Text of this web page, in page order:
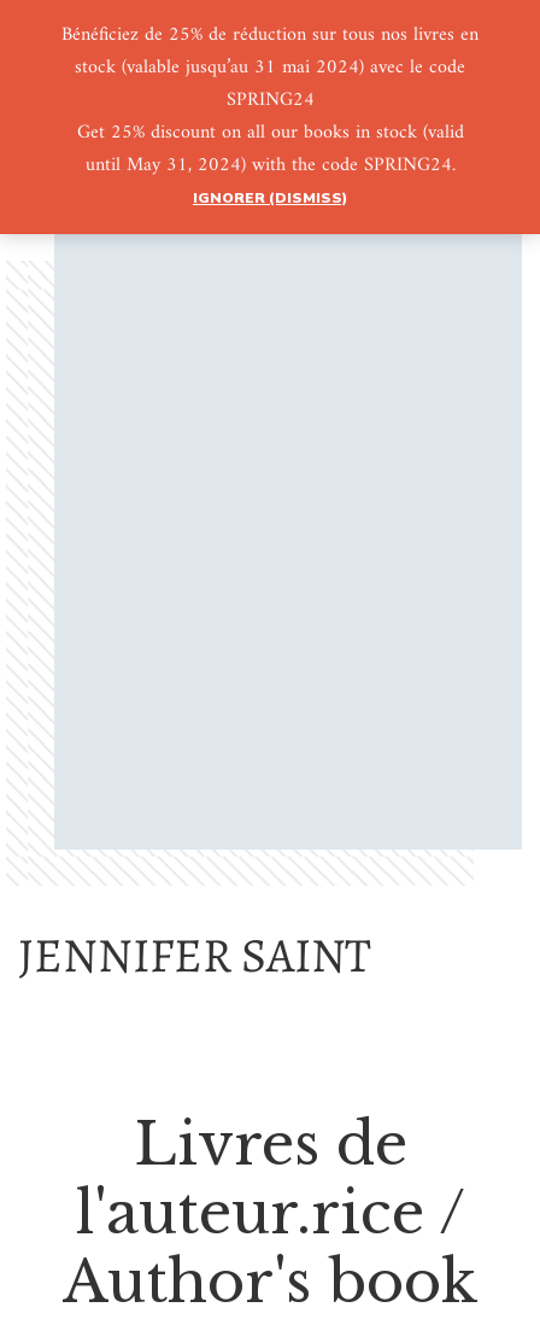
Bénéficiez de 25% de réduction sur tous nos livres en
stock (valable jusqu’au 31 mai 2024) avec le code
SPRING24
Get 25% discount on all our books in stock (valid
until May 31, 2024) with the code SPRING24.
IGNORER (DISMISS)
0 0
JENNIFER SAINT
Livres de
l'auteur.rice /
Author's book